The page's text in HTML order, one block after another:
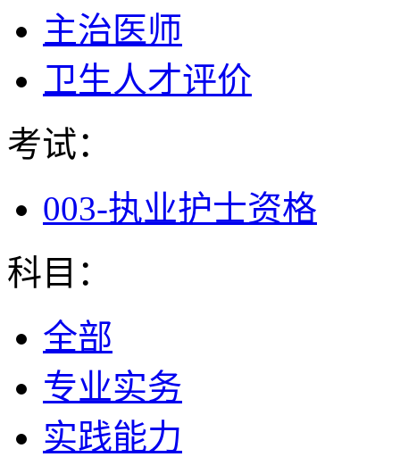
主治医师
卫生人才评价
考试：
003-执业护士资格
科目：
全部
专业实务
实践能力